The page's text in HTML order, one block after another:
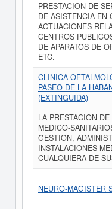
PRESTACION DE
DE ASISTENCIA EN
ACTUACIONES
CENTROS
DE APARATOS DE
ETC.
CLINICA
PASEO DE LA
(EXTINGUIDA)
LA PRESTACION
MEDICO-
GESTION,
INSTALACIONES
CUALQUIERA DE
NEURO-MAGISTER